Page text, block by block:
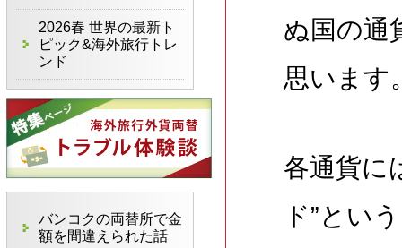
ぬ国の通
思います
各通貨に
ド”とい
2026春 世界の最新ト
ピック&海外旅行トレ
ンド
バンコクの両替所で金
額を間違えられた話